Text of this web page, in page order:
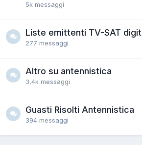
5k messaggi
Liste emittenti TV-SAT
277 messaggi
Altro su antennistica
3,4k messaggi
Guasti Risolti Antennistica
394 messaggi